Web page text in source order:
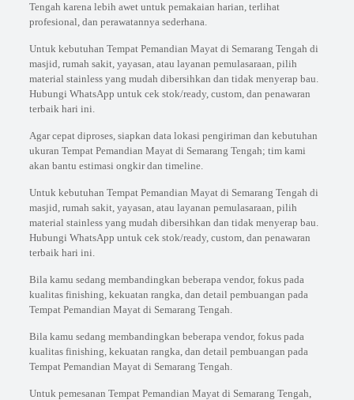
Tengah karena lebih awet untuk pemakaian harian, terlihat
profesional, dan perawatannya sederhana.
Untuk kebutuhan Tempat Pemandian Mayat di Semarang Tengah di
masjid, rumah sakit, yayasan, atau layanan pemulasaraan, pilih
material stainless yang mudah dibersihkan dan tidak menyerap bau.
Hubungi WhatsApp untuk cek stok/ready, custom, dan penawaran
terbaik hari ini.
Agar cepat diproses, siapkan data lokasi pengiriman dan kebutuhan
ukuran Tempat Pemandian Mayat di Semarang Tengah; tim kami
akan bantu estimasi ongkir dan timeline.
Untuk kebutuhan Tempat Pemandian Mayat di Semarang Tengah di
masjid, rumah sakit, yayasan, atau layanan pemulasaraan, pilih
material stainless yang mudah dibersihkan dan tidak menyerap bau.
Hubungi WhatsApp untuk cek stok/ready, custom, dan penawaran
terbaik hari ini.
Bila kamu sedang membandingkan beberapa vendor, fokus pada
kualitas finishing, kekuatan rangka, dan detail pembuangan pada
Tempat Pemandian Mayat di Semarang Tengah.
Bila kamu sedang membandingkan beberapa vendor, fokus pada
kualitas finishing, kekuatan rangka, dan detail pembuangan pada
Tempat Pemandian Mayat di Semarang Tengah.
Untuk pemesanan Tempat Pemandian Mayat di Semarang Tengah,